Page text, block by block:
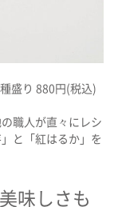
盛り 880円(税込)
職人が直々にレシ
と「紅はるか」を
味しさも